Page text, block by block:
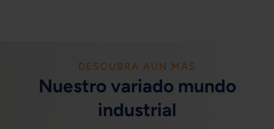
DESCUBRA AÚN MÁS
Nuestro variado mundo
industrial